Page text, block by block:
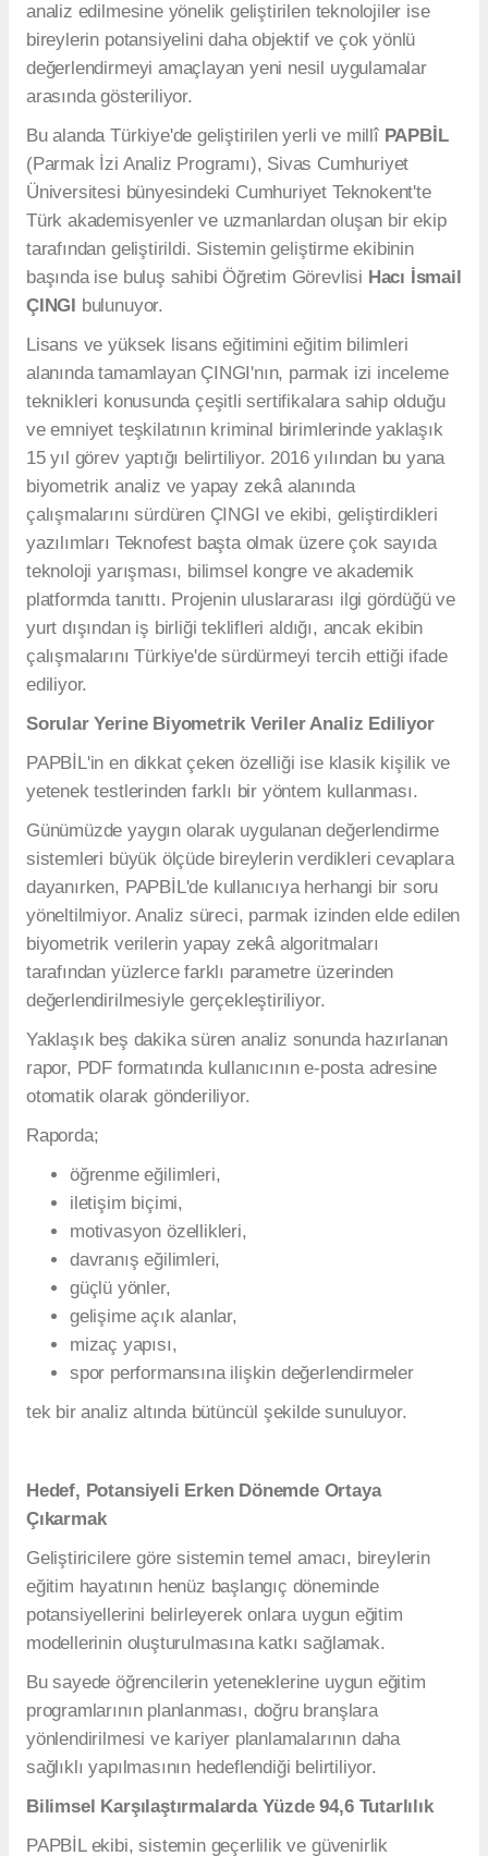
analiz edilmesine yönelik geliştirilen teknolojiler ise
bireylerin potansiyelini daha objektif ve çok yönlü
değerlendirmeyi amaçlayan yeni nesil uygulamalar
arasında gösteriliyor.
Bu alanda Türkiye'de geliştirilen yerli ve millî PAPBİL
(Parmak İzi Analiz Programı), Sivas Cumhuriyet
Üniversitesi bünyesindeki Cumhuriyet Teknokent'te
Türk akademisyenler ve uzmanlardan oluşan bir ekip
tarafından geliştirildi. Sistemin geliştirme ekibinin
başında ise buluş sahibi Öğretim Görevlisi Hacı İsmail
ÇINGI bulunuyor.
Lisans ve yüksek lisans eğitimini eğitim bilimleri
alanında tamamlayan ÇINGI'nın, parmak izi inceleme
teknikleri konusunda çeşitli sertifikalara sahip olduğu
ve emniyet teşkilatının kriminal birimlerinde yaklaşık
15 yıl görev yaptığı belirtiliyor. 2016 yılından bu yana
biyometrik analiz ve yapay zekâ alanında
çalışmalarını sürdüren ÇINGI ve ekibi, geliştirdikleri
yazılımları Teknofest başta olmak üzere çok sayıda
teknoloji yarışması, bilimsel kongre ve akademik
platformda tanıttı. Projenin uluslararası ilgi gördüğü ve
yurt dışından iş birliği teklifleri aldığı, ancak ekibin
çalışmalarını Türkiye'de sürdürmeyi tercih ettiği ifade
ediliyor.
Sorular Yerine Biyometrik Veriler Analiz Ediliyor
PAPBİL'in en dikkat çeken özelliği ise klasik kişilik ve
yetenek testlerinden farklı bir yöntem kullanması.
Günümüzde yaygın olarak uygulanan değerlendirme
sistemleri büyük ölçüde bireylerin verdikleri cevaplara
dayanırken, PAPBİL'de kullanıcıya herhangi bir soru
yöneltilmiyor. Analiz süreci, parmak izinden elde edilen
biyometrik verilerin yapay zekâ algoritmaları
tarafından yüzlerce farklı parametre üzerinden
değerlendirilmesiyle gerçekleştiriliyor.
Yaklaşık beş dakika süren analiz sonunda hazırlanan
rapor, PDF formatında kullanıcının e-posta adresine
otomatik olarak gönderiliyor.
Raporda;
öğrenme eğilimleri,
iletişim biçimi,
motivasyon özellikleri,
davranış eğilimleri,
güçlü yönler,
gelişime açık alanlar,
mizaç yapısı,
spor performansına ilişkin değerlendirmeler
tek bir analiz altında bütüncül şekilde sunuluyor.